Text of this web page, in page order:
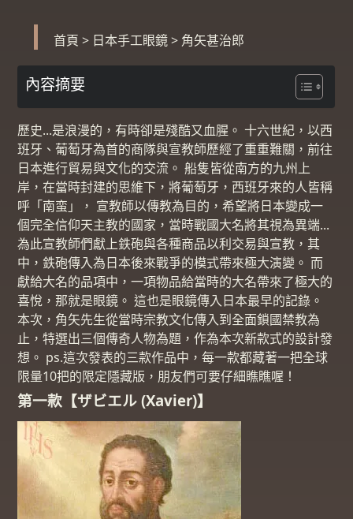
首頁 > 日本手工眼鏡> 角矢甚治郎
內容摘要
歷史...是浪漫的，有時卻是殘酷又血腥。 十六世紀，以西
班牙、葡萄牙為首的商隊與宣教師歷經了重重難關，前往
日本進行貿易與文化的交流。 船隻皆從南方的九州上
岸，在當時封建的思維下，將葡萄牙，西班牙來的人皆稱
呼「南蛮」， 宣教師以傳教為目的，希望將日本變成一
個完全信仰天主教的國家，當時戰國大名將其視為異端...
為此宣教師們獻上鉄砲與各種商品以利交易與宣教，其
中，鉄砲傳入為日本後來戰爭的模式帶來極大演變。 而
獻給大名的品項中，一項物品給當時的大名帶來了極大的
喜悅，那就是眼鏡。 這也是眼鏡傳入日本最早的記錄。
本次，角矢先生從當時宗教文化傳入到全面鎖國禁教為
止，特選出三個傳奇人物為題，作為本次新款式的設計發
想。 ps.這次發表的三款作品中，每一款都藏著一把全球
限量10把的限定隱藏版，朋友們可要仔細瞧瞧喔！
第一款【ザビエル (Xavier)】